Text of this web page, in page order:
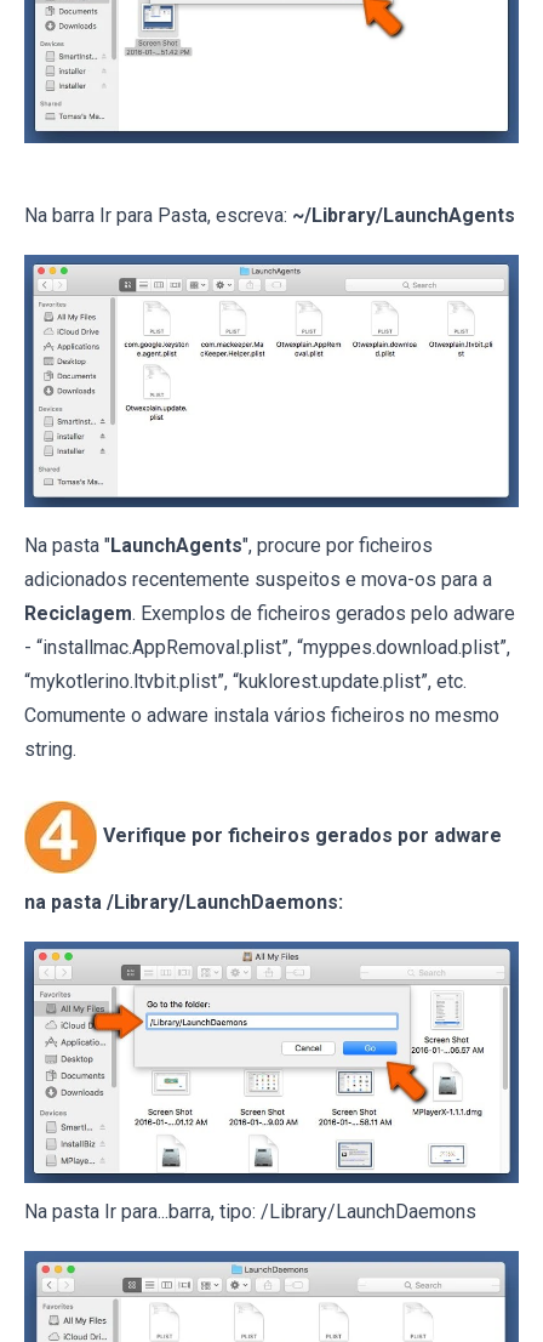
Na barra Ir para Pasta, escreva: ~/Library/LaunchAgents
Na pasta "LaunchAgents", procure por ficheiros
adicionados recentemente suspeitos e mova-os para a
Reciclagem. Exemplos de ficheiros gerados pelo adware
- “installmac.AppRemoval.plist”, “myppes.download.plist”,
“mykotlerino.ltvbit.plist”, “kuklorest.update.plist”, etc.
Comumente o adware instala vários ficheiros no mesmo
string.
Verifique por ficheiros gerados por adware
na pasta /Library/LaunchDaemons:
Na pasta Ir para...barra, tipo: /Library/LaunchDaemons